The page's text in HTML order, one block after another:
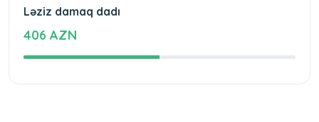
Ləziz damaq dadı
406 AZN